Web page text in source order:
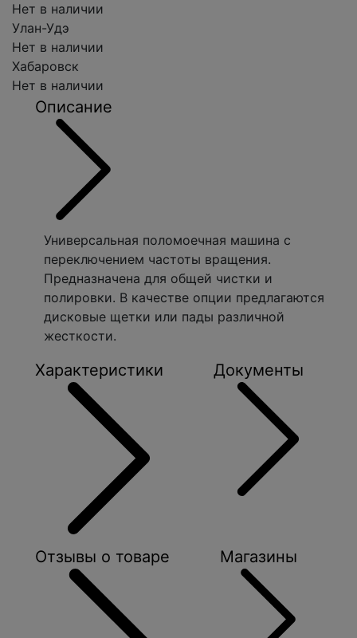
Нет в наличии
Улан-Удэ
Нет в наличии
Хабаровск
Нет в наличии
Описание
Универсальная поломоечная машина с
переключением частоты вращения.
Предназначена для общей чистки и
полировки. В качестве опции предлагаются
дисковые щетки или пады различной
жесткости.
Характеристики Документы
Отзывы о товаре Магазины